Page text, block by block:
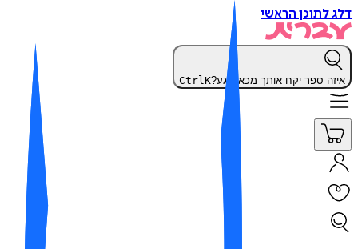
לתוכן הראשי
ספר יקח אותך מכאן רגע? CtrlK